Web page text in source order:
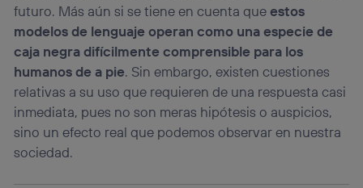
futuro. Más aún si se tiene en cuenta queestos
modelos de lenguaje operan como una especie de
caja negra difícilmente comprensible para los
humanos de a pie. Sin embargo, existen cuestiones
relativas a su uso que requieren de una respuesta casi
inmediata, pues no son meras hipótesis o auspicios,
sino un efecto real que podemos observar en nuestra
sociedad.